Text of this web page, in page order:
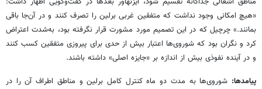
«هیچ امکانی وجود نداشت که متفقین غربی برلین را تصرف کنند و در آن‌جا باقی
بمانند.» چرچیل که در این تصمیم مورد مشورت قرار نگرفته بود، به‌شدت اعتراض
کرد و نگران بود که شوروی‌ها اعتبار بیش از حدی برای پیروزی متفقین کسب کنند
و در آینده نفوذی بیش از اندازه بر «جایزه اصلی» داشته باشند.
پیامدها: شوروی‌ها به مدت دو ماه کنترل کامل برلین و مناطق اطراف آن را در